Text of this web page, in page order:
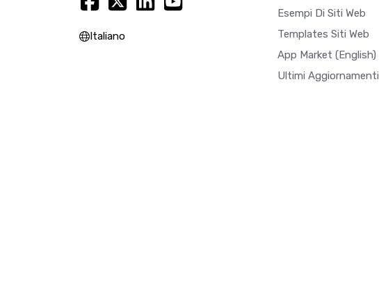
Italiano
Esempi Di Siti Web
Templates Siti Web
App Market (English)
Ultimi Aggiornamenti